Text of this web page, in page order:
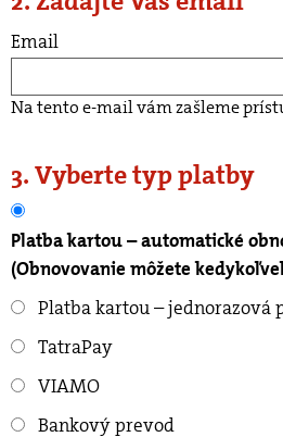
Email
Na tento e-mail vám zašleme
3. Vyberte typ platby
Platba kartou – automatické
(Obnovovanie môžete
Platba kartou – jednorazová
TatraPay
VIAMO
Bankový prevod